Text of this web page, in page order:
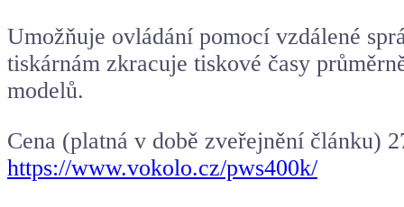
Umožňuje ovládání pomocí vzdálené
tiskárnám zkracuje tiskové časy
modelů.
Cena (platná v době zveřejnění článku)
https://www.vokolo.cz/pws400k/